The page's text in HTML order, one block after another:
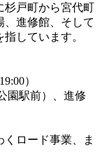
杉戸町から宮代町
、進修館、そして
しています。
）
園駅前）、進修
ロード事業、ま